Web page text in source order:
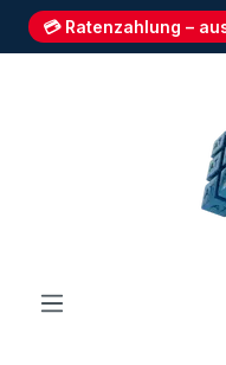
💳 Ratenzahlung –